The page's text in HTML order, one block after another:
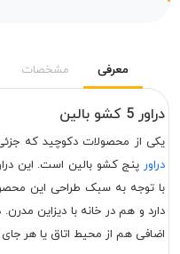
معرفی مشخصات
دراور 5 کشو بالین
یکی از محصولات دکوچید که
دراور پنج کشو بالین است. این
با توجه به سبک طراحی این
دارد و هم در خانه با دیزاین
اضافی هم از محیط اتاق یا هر